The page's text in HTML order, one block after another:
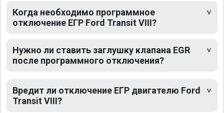
Когда необходимо программное
отключение ЕГР Ford Transit VIII?
Нужно ли ставить заглушку клапана EGR
после программного отключения?
Вредит ли отключение ЕГР двигателю Ford
Transit VIII?